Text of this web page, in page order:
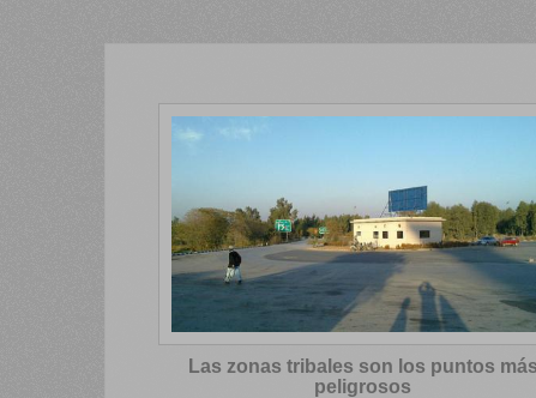
Las zonas tribales son los puntos más
peligrosos